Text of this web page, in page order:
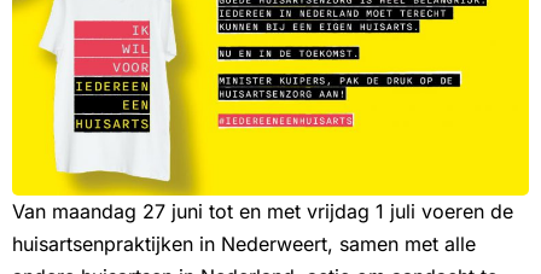
Van maandag 27 juni tot en met vrijdag 1 juli voeren de
huisartsenpraktijken in Nederweert, samen met alle